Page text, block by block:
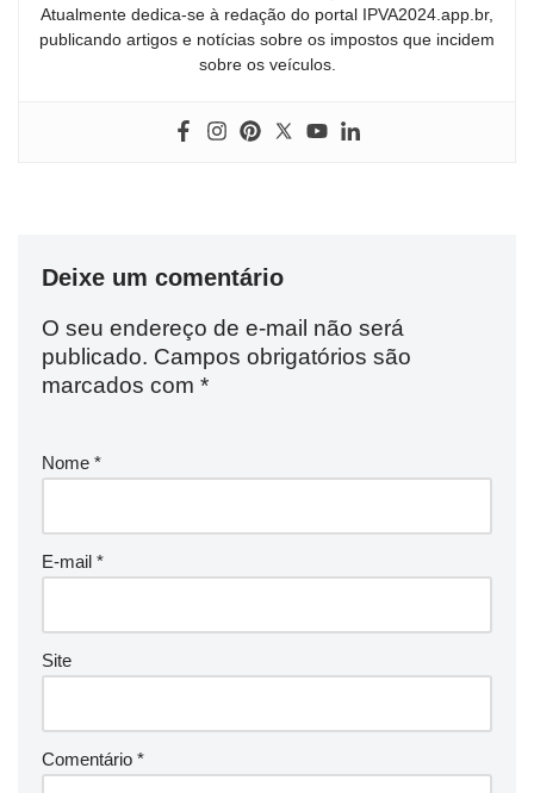
Atualmente dedica-se à redação do portal IPVA2024.app.br,
publicando artigos e notícias sobre os impostos que incidem
sobre os veículos.
Deixe um comentário
O seu endereço de e-mail não será
publicado. Campos obrigatórios são
marcados com *
Nome *
E-mail *
Site
Comentário *